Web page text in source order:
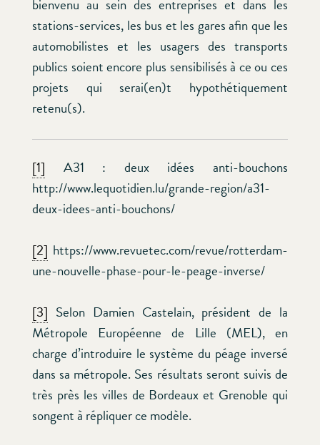
bienvenu au sein des entreprises et dans les
stations-services, les bus et les gares afin que les
automobilistes et les usagers des transports
publics soient encore plus sensibilisés à ce ou ces
projets qui serai(en)t hypothétiquement
retenu(s).
[1] A31 : deux idées anti-bouchons
http://www.lequotidien.lu/grande-region/a31-
deux-idees-anti-bouchons/
[2] https://www.revuetec.com/revue/rotterdam-
une-nouvelle-phase-pour-le-peage-inverse/
[3] Selon Damien Castelain, président de la
Métropole Européenne de Lille (MEL), en
charge d’introduire le système du péage inversé
dans sa métropole. Ses résultats seront suivis de
très près les villes de Bordeaux et Grenoble qui
songent à répliquer ce modèle.